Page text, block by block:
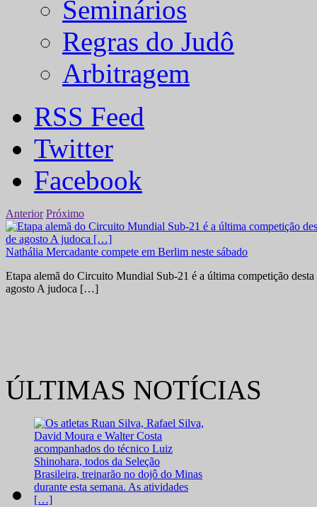
Seminários
Regras do Judô
Arbitragem
RSS Feed
Twitter
Facebook
Anterior Próximo
Nathália Mercadante compete em Berlim neste sábado
Etapa alemã do Circuito Mundial Sub-21 é a última competição
agosto A judoca […]
ÚLTIMAS NOTÍCIAS